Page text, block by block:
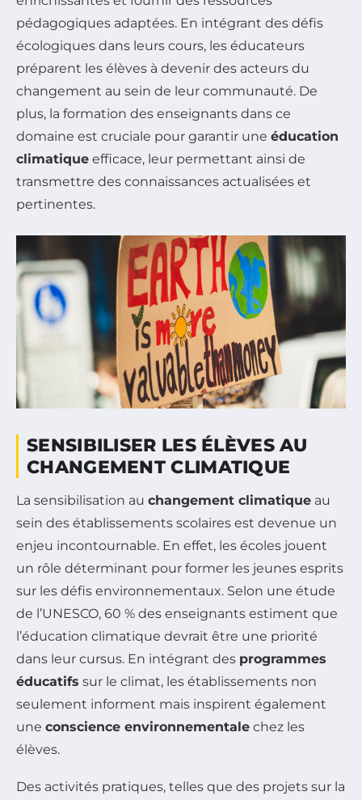
pédagogiques adaptées. En intégrant des défis
écologiques dans leurs cours, les éducateurs
préparent les élèves à devenir des acteurs du
changement au sein de leur communauté. De
plus, la formation des enseignants dans ce
domaine est cruciale pour garantir une éducation
climatique efficace, leur permettant ainsi de
transmettre des connaissances actualisées et
pertinentes.
SENSIBILISER LES ÉLÈVES AU
CHANGEMENT CLIMATIQUE
La sensibilisation au changement climatique au
sein des établissements scolaires est devenue un
enjeu incontournable. En effet, les écoles jouent
un rôle déterminant pour former les jeunes esprits
sur les défis environnementaux. Selon une étude
de l’UNESCO, 60 % des enseignants estiment que
l’éducation climatique devrait être une priorité
dans leur cursus. En intégrant des programmes
éducatifs sur le climat, les établissements non
seulement informent mais inspirent également
une conscience environnementale chez les
élèves.
Des activités pratiques, telles que des projets sur la